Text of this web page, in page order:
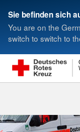
Sie befinden sich
You are on the
switch to switch to